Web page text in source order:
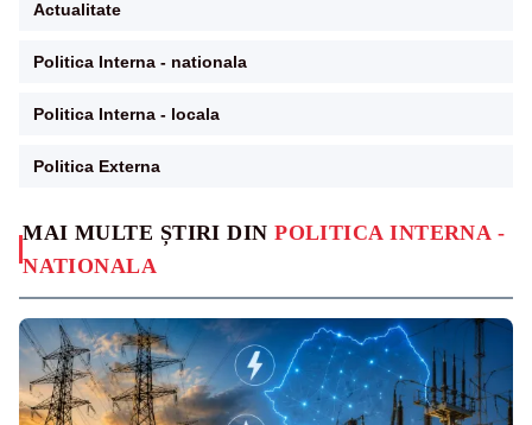
MAI MULTE ȘTIRI DINPOLITICA INTERNA -
NATIONALA
Actualitate
Politica Interna - nationala
Politica Interna - locala
Politica Externa